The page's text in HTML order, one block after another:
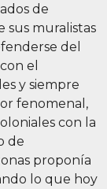
de
sus muralistas
del
el
y siempre
fenomenal,
con la
de
proponía
lo que hoy